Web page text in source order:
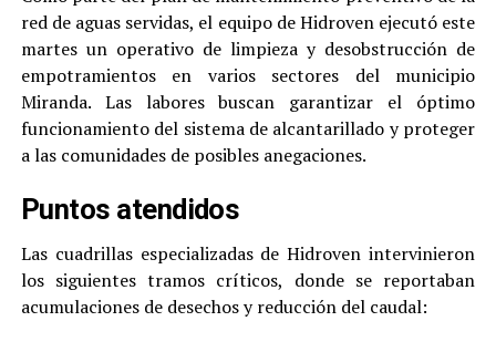
red de aguas servidas, el equipo de Hidroven ejecutó este
martes un operativo de limpieza y desobstrucción de
empotramientos en varios sectores del municipio
Miranda. Las labores buscan garantizar el óptimo
funcionamiento del sistema de alcantarillado y proteger
a las comunidades de posibles anegaciones.
Puntos atendidos
Las cuadrillas especializadas de Hidroven intervinieron
los siguientes tramos críticos, donde se reportaban
acumulaciones de desechos y reducción del caudal: